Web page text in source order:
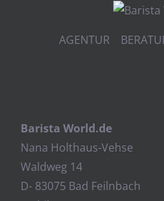
AGENTUR
Barista World.de
Nana Holthaus-Vehse
Waldweg 14
D- 83075 Bad Feilnbach